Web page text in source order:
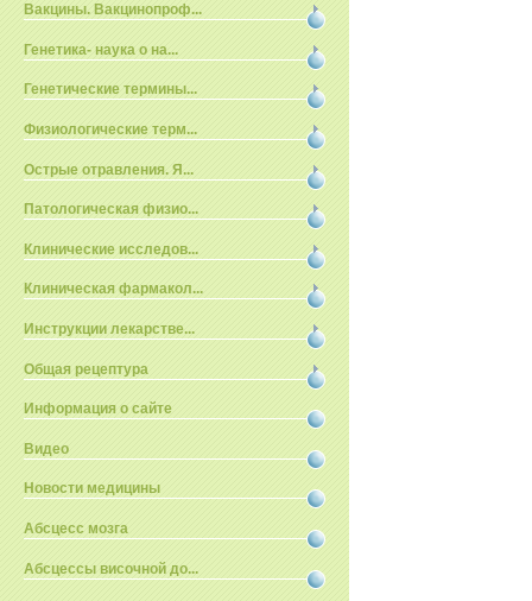
Вакцины. Вакцинопроф...
Генетика- наука о на...
Генетические термины...
Физиологические терм...
Острые отравления. Я...
Патологическая физио...
Клинические исследов...
Клиническая фармакол...
Инструкции лекарстве...
Общая рецептура
Информация о сайте
Видео
Новости медицины
Абсцесс мозга
Абсцессы височной до...